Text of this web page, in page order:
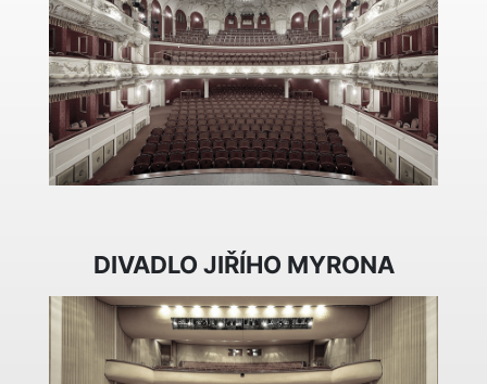
DIVADLO JIŘÍHO MYRONA